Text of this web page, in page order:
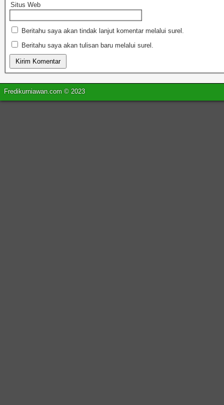
Situs Web
Beritahu saya akan tindak lanjut komentar melalui surel.
Beritahu saya akan tulisan baru melalui surel.
Fredikurniawan.com © 2023